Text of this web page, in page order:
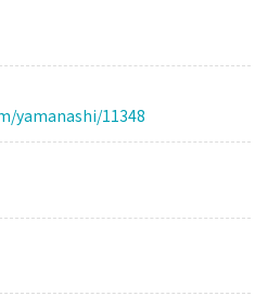
yamanashi/11348